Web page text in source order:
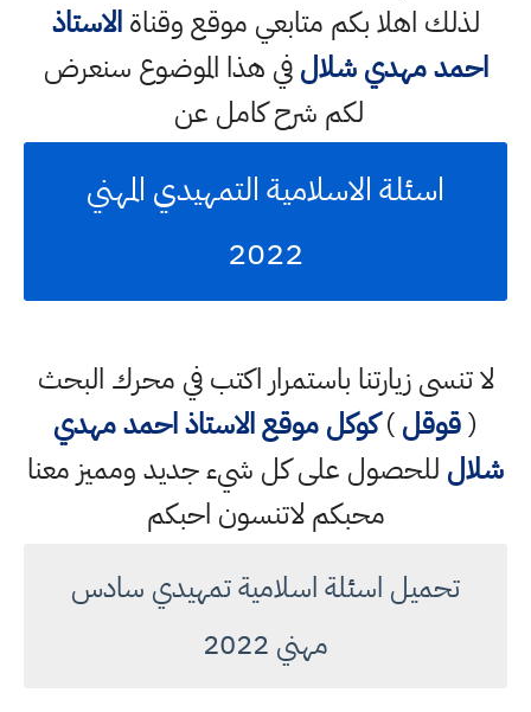
لذلك اهلا بكم متابعي موقع وقناةالاستاذ
مهدي شلالفي هذا الموضوع سنعرض
لكم شرح كامل عن
اسئلة الاسلامية التمهيدي المهني
2022
تنسى زيارتنا باستمرار اكتب في محرك البحث
قوقل)كوكلموقع الاستاذ احمد مهدي
للحصول على كل شيء جديد ومميز معنا
محبكم لاتنسون احبكم
تحميل اسئلة اسلامية تمهيدي سادس
مهني 2022